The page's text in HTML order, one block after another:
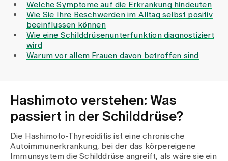
Aktuelles
Jobs & Karriere
Kontakt
Babygalerie
Blog
Publikationen
Welche Symptome auf die Erkrankung hindeuten
Wie Sie Ihre Beschwerden im Alltag selbst positiv
beeinflussen können
Wie eine Schilddrüsenunterfunktion diagnostiziert
wird
Warum vor allem Frauen davon betroffen sind
Hashimoto verstehen: Was
passiert in der Schilddrüse?
Die Hashimoto-Thyreoiditis ist eine chronische
Autoimmunerkrankung, bei der das körpereigene
Immunsystem die Schilddrüse angreift, als wäre sie ein